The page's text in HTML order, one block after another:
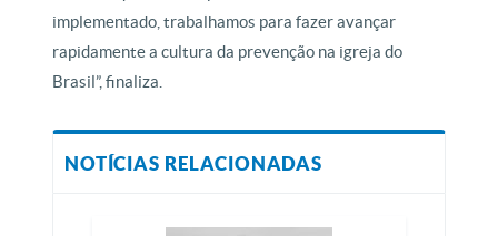
implementado, trabalhamos para fazer avançar
rapidamente a cultura da prevenção na igreja do
Brasil”, finaliza.
NOTÍCIAS RELACIONADAS